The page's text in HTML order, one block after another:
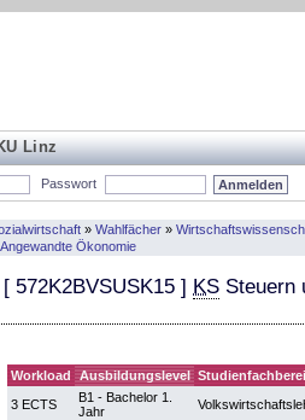
Linz
Passwort
» Wahlfächer »
Angewandte Ökonomie
[ 572K2BVSUSK15 ] KS Steuern
Workload Ausbildungslevel
3 ECTS
B1 - Bachelor 1.
Jahr